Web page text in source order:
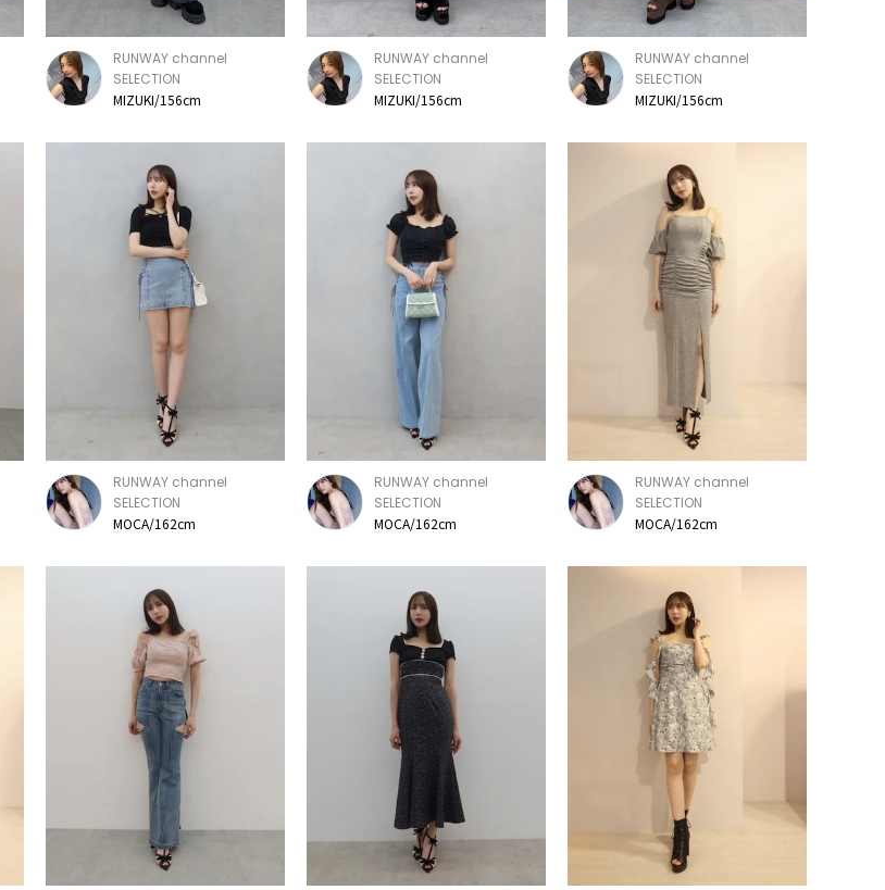
RUNWAY channel
SELECTION
MIZUKI/156cm
RUNWAY channel
SELECTION
MIZUKI/156cm
RUNWAY channel
SELECTION
MIZUKI/156cm
RUNWAY channel
SELECTION
MOCA/162cm
RUNWAY channel
SELECTION
MOCA/162cm
RUNWAY channel
SELECTION
MOCA/162cm